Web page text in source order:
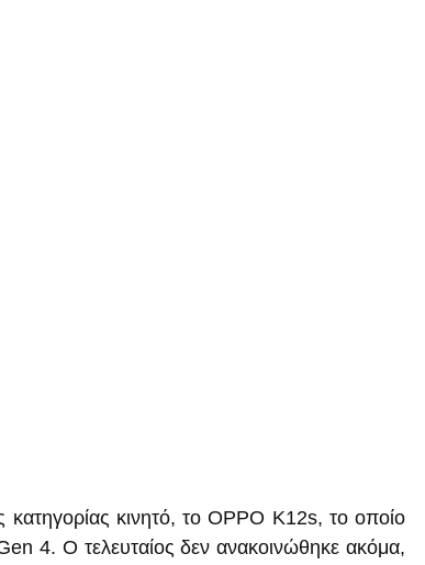
κατηγορίας κινητό, το OPPO K12s, το οποίο
4. Ο τελευταίος δεν ανακοινώθηκε ακόμα,